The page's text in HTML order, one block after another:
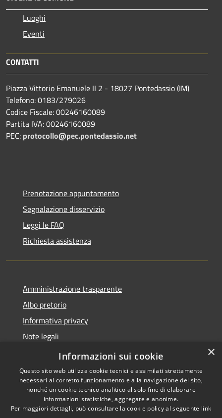
Luoghi
Eventi
CONTATTI
Piazza Vittorio Emanuele II 2 - 18027 Pontedassio (IM)
Telefono: 0183/279026
Codice Fiscale: 00246160089
Partita IVA: 00246160089
PEC: protocollo@pec.pontedassio.net
Prenotazione appuntamento
Segnalazione disservizio
Leggi le FAQ
Richiesta assistenza
Amministrazione trasparente
Albo pretorio
Informativa privacy
Note legali
Dichiarazione di accessibilità
Accessibilità
Copyright © 2026 • Comune di
Pontedassio • Powered by
×
Informazioni sui cookie
Questo sito web utilizza cookie tecnici e assimilati strettamente
necessari al corretto funzionamento e alla navigazione del sito,
nonché un cookie tecnico analitico al solo fine di elaborare
informazioni statistiche, aggregate e anonime.
Per maggiori dettagli, può consultare la cookie policy al seguente link